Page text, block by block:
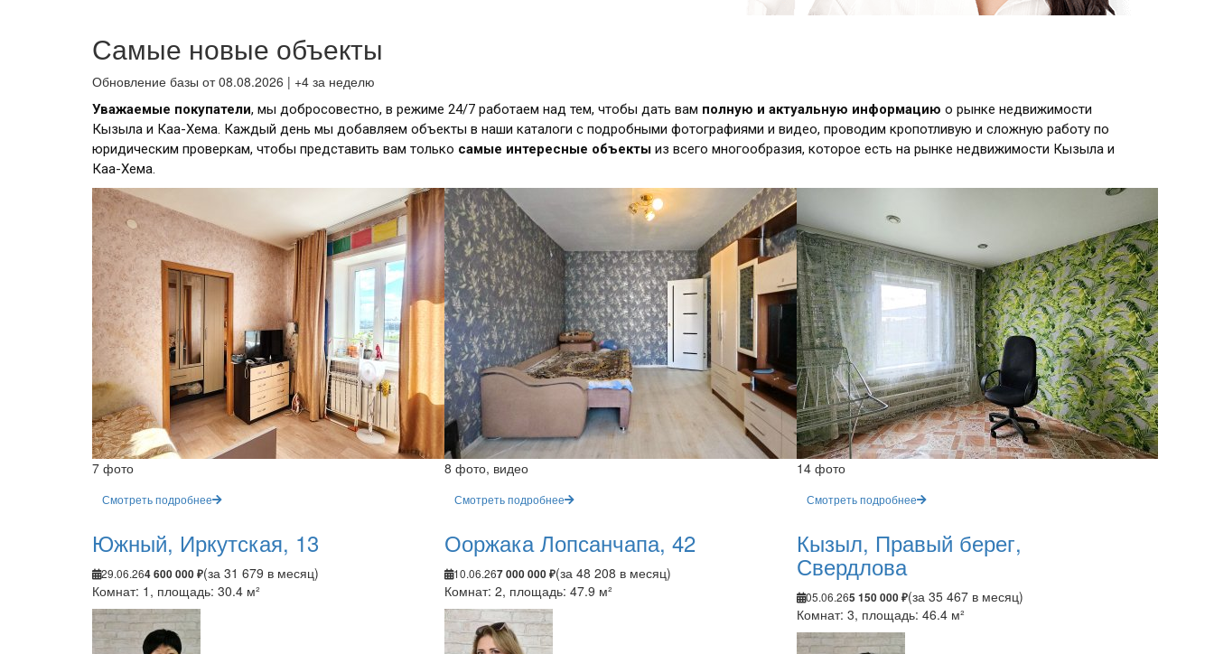
Самые новые объекты
Обновление базы от 08.08.2026 | +4 за неделю
Уважаемые покупатели, мы добросовестно, в режиме 24/7 работаем над тем, чтобы дать вам полную и актуальную информацию о рынке недвижимости
Кызыла и Каа-Хема. Каждый день мы добавляем объекты в наши каталоги с подробными фотографиями и видео, проводим кропотливую и сложную работу по
юридическим проверкам, чтобы представить вам только самые интересные объекты из всего многообразия, которое есть на рынке недвижимости Кызыла и
Каа-Хема.
7 фото
Смотреть подробнее
Южный, Иркутская, 13
29.06.264 600 000 ₽(за 31 679 в месяц)
Комнат: 1, площадь: 30.4 м²
8 фото, видео
Смотреть подробнее
Ооржака Лопсанчапа, 42
10.06.267 000 000 ₽(за 48 208 в месяц)
Комнат: 2, площадь: 47.9 м²
14 фото
Смотреть подробнее
Кызыл, Правый берег,
Свердлова
05.06.265 150 000 ₽(за 35 467 в месяц)
Комнат: 3, площадь: 46.4 м²